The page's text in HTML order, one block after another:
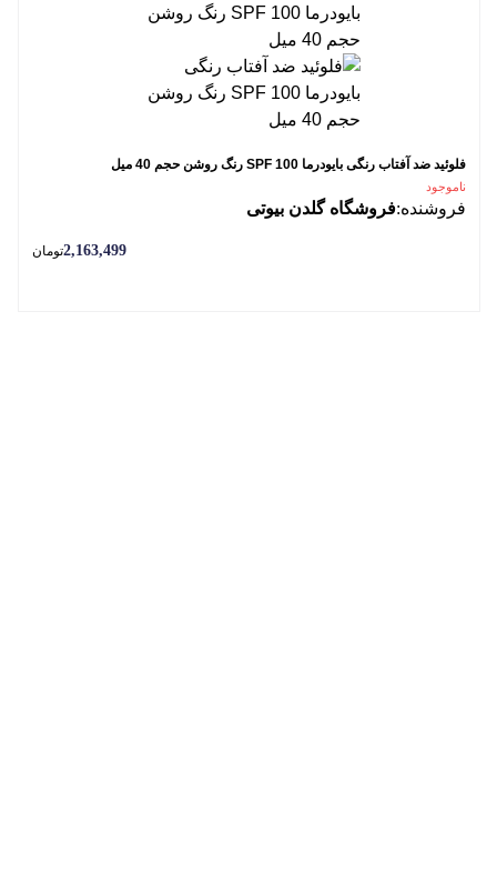
فلوئید ضد آفتاب رنگی بایودرما SPF 100 رنگ روشن حجم 40 میل
ناموجود
فروشنده:فروشگاه گلدن بیوتی
2,163,499تومان